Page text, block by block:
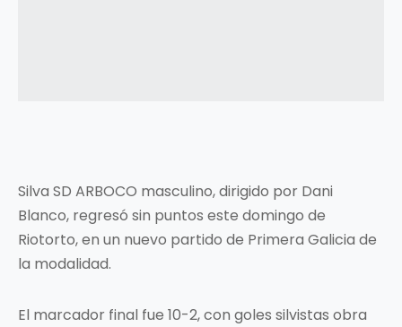
Silva SD ARBOCO masculino, dirigido por Dani
Blanco, regresó sin puntos este domingo de
Riotorto, en un nuevo partido de Primera Galicia de
la modalidad.
El marcador final fue 10-2, con goles silvistas obra